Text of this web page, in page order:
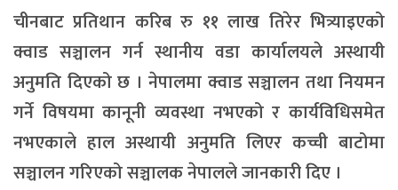
चीनबाट प्रतिथान करिब रु ११ लाख तिरेर भित्र्याइएको
क्वाड सञ्चालन गर्न स्थानीय वडा कार्यालयले अस्थायी
अनुमति दिएको छ । नेपालमा क्वाड सञ्चालन तथा नियमन
गर्ने विषयमा कानूनी व्यवस्था नभएको र कार्यविधिसमेत
नभएकाले हाल अस्थायी अनुमति लिएर कच्ची बाटोमा
सञ्चालन गरिएको सञ्चालक नेपालले जानकारी दिए ।